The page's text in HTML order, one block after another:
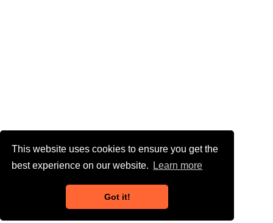
This website uses cookies to ensure you get the
best experience on our website.
Learn more
Got it!